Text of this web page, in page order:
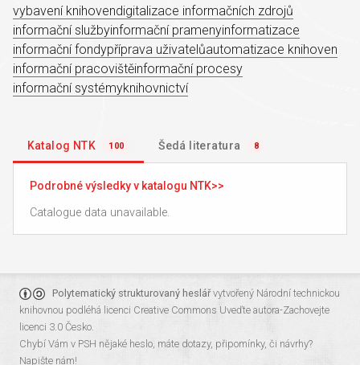
vybavení knihovendigitalizace informačních zdrojů
informační službyinformační pramenyinformatizace
informační fondypříprava uživatelůautomatizace knihoven
informační pracovištěinformační procesy
informační systémyknihovnictví
Katalog NTK 100 Šedá literatura 8
Podrobné výsledky v katalogu NTK
Catalogue data unavailable.
Polytematický strukturovaný heslářvytvořený Národní technickou
knihovnou podléhá licenci Creative Commons Uveďte autora-Zachovejte
licenci 3.0 Česko.
Chybí Vám v PSH nějaké heslo, máte dotazy, připomínky, či návrhy?
Napište nám!